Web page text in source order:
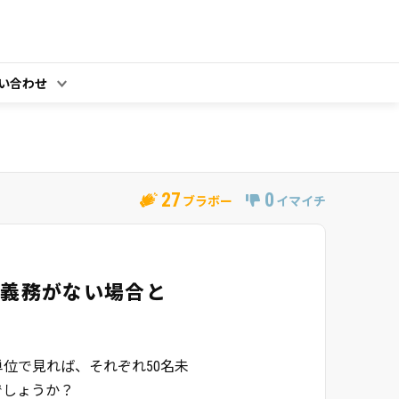
合わせ
27 ブラボー 0 イマイチ
務がない場合と
で見れば、それぞれ50名未
ょうか？